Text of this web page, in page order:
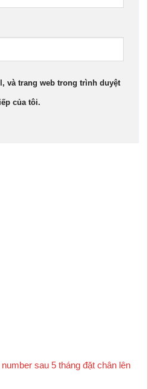
và trang web trong trình duyệt
của tôi.
sau 5 tháng đặt chân lên